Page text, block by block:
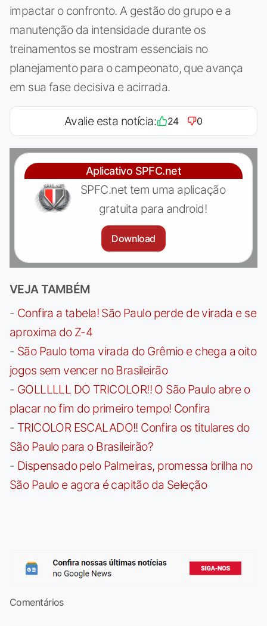
impactar o confronto. A gestão do grupo e a
manutenção da intensidade durante os
treinamentos se mostram essenciais no
planejamento para o campeonato, que avança
em sua fase decisiva e acirrada.
Avalie esta notícia: 24 0
Aplicativo SPFC.net
SPFC.net tem uma aplicação
gratuita para android!
Download
VEJA TAMBÉM
- Confira a tabela! São Paulo perde de virada e se
aproxima do Z-4
- São Paulo toma virada do Grêmio e chega a oito
jogos sem vencer no Brasileirão
- GOLLLLLL DO TRICOLOR!! O São Paulo abre o
placar no fim do primeiro tempo! Confira
- TRICOLOR ESCALADO!! Confira os titulares do
São Paulo para o Brasileirão?
- Dispensado pelo Palmeiras, promessa brilha no
São Paulo e agora é capitão da Seleção
Comentários